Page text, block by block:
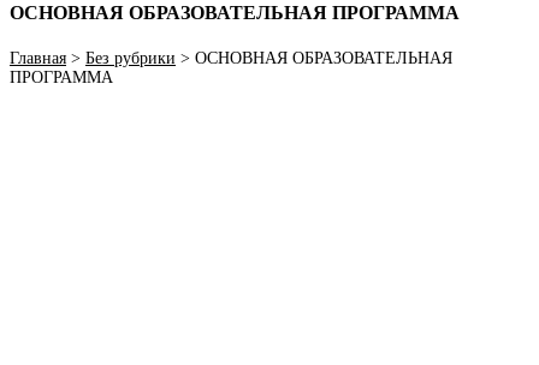
ОСНОВНАЯ ОБРАЗОВАТЕЛЬНАЯ ПРОГРАММА
Главная > Без рубрики > ОСНОВНАЯ ОБРАЗОВАТЕЛЬНАЯ
ПРОГРАММА